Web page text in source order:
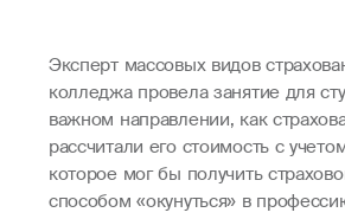
Эксперт массовых видов
колледжа провела занятие для
важном направлении, как
рассчитали его стоимость с
которое мог бы получить
способом «окунуться» в